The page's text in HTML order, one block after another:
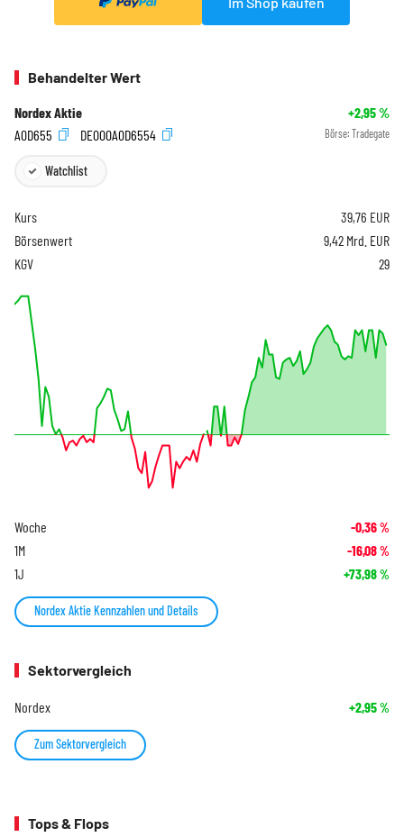
Behandelter Wert
Nordex Aktie +2,95%
A0D655
DE000A0D6554 Börse: Tradegate
Watchlist
Kurs 39,76 EUR
Börsenwert
9,42 Mrd. EUR
KGV
29
Woche -0,36%
1M -16,08%
1J +73,98%
Nordex Aktie Kennzahlen und Details
Sektorvergleich
Nordex +2,95%
Zum Sektorvergleich
Tops & Flops